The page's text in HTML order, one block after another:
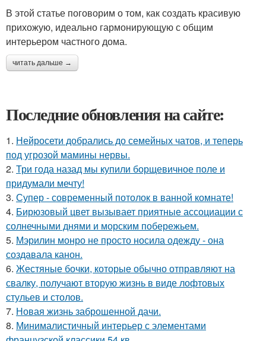
В этой статье поговорим о том, как создать красивую
прихожую, идеально гармонирующую с общим
интерьером частного дома.
читать дальше →
Последние обновления на сайте:
1. Нейросети добрались до семейных чатов, и теперь
под угрозой мамины нервы.
2. Три года назад мы купили борщевичное поле и
придумали мечту!
3. Супер - современный потолок в ванной комнате!
4. Бирюзовый цвет вызывает приятные ассоциации с
солнечными днями и морским побережьем.
5. Мэрилин монро не просто носила одежду - она
создавала канон.
6. Жестяные бочки, которые обычно отправляют на
свалку, получают вторую жизнь в виде лофтовых
стульев и столов.
7. Новая жизнь заброшенной дачи.
8. Минималистичный интерьер с элементами